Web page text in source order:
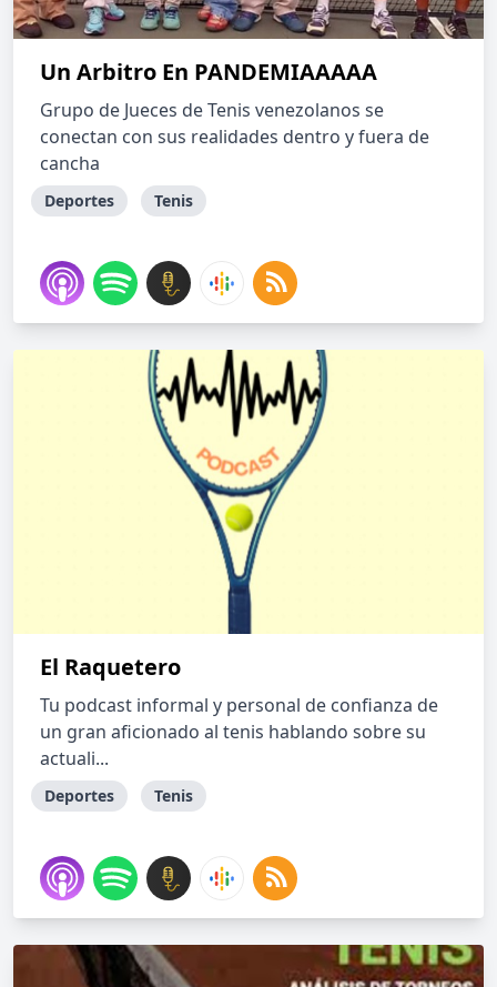
Un Arbitro En PANDEMIAAAAA
Grupo de Jueces de Tenis venezolanos se
conectan con sus realidades dentro y fuera de
cancha
Deportes Tenis
El Raquetero
Tu podcast informal y personal de confianza de
un gran aficionado al tenis hablando sobre su
actuali...
Deportes Tenis